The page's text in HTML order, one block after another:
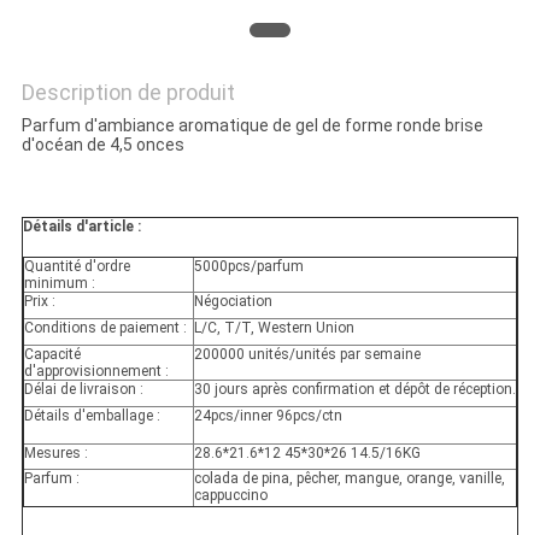
Description de produit
Parfum d'ambiance aromatique de gel de forme ronde brise
d'océan de 4,5 onces
Détails d'article :
Quantité d'ordre
minimum :
5000pcs/parfum
Prix :
Négociation
Conditions de paiement :
L/C, T/T, Western Union
Capacité
d'approvisionnement :
200000 unités/unités par semaine
Délai de livraison :
30 jours après confirmation et dépôt de réception.
Détails d'emballage :
24pcs/inner 96pcs/ctn
Mesures :
28.6*21.6*12 45*30*26 14.5/16KG
Parfum :
colada de pina, pêcher, mangue, orange, vanille,
cappuccino